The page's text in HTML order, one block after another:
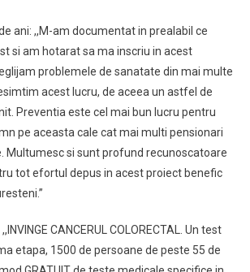
ani: ,,M-am documentat in prealabil ce
si am hotarat sa ma inscriu in acest
problemele de sanatate din mai multe
acest lucru, de aceea un astfel de
Preventia este cel mai bun lucru pentru
pe aceasta cale cat mai multi pensionari
Multumesc si sunt profund recunoscatoare
tot efortul depus in acest proiect benefic
CANCERUL COLORECTAL. Un test
etapa, 1500 de persoane de peste 55 de